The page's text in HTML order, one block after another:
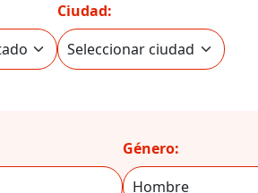
Ciudad:
Género: